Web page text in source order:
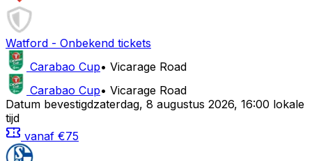
Watford - Onbekend tickets
Carabao Cup• Vicarage Road
Carabao Cup• Vicarage Road
Datum bevestigdzaterdag, 8 augustus 2026, 16:00 lokale
tijd
vanaf €75